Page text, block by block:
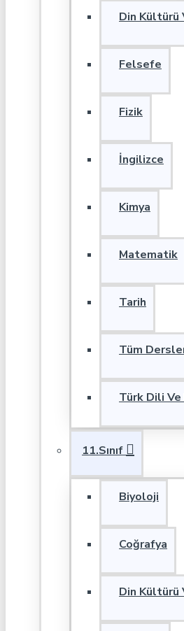
Din Kültürü
Felsefe
Fizik
İngilizce
Kimya
Matematik
Tarih
Tüm
Türk Dili Ve
11.Sınıf
Biyoloji
Coğrafya
Din Kültürü